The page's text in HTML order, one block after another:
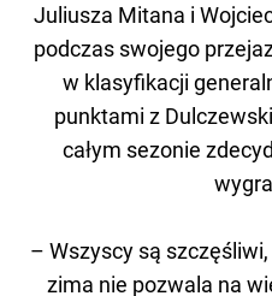
Juliusza Mitana i
podczas swojego
w klasyfikacji
punktami z
całym sezonie
– Wszyscy są
zima nie pozwala na